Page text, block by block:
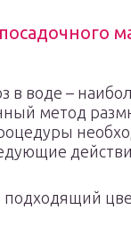
в воде –
метод
подходящий